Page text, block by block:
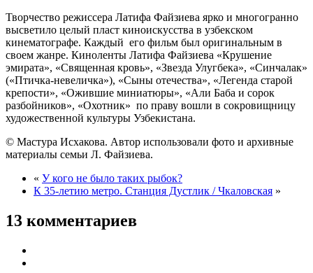
Творчество режиссера Латифа Файзиева ярко и многогранно
высветило целый пласт киноискусства в узбекском
кинематографе. Каждый его фильм был оригинальным в
своем жанре. Киноленты Латифа Файзиева «Крушение
эмирата», «Священная кровь», «Звезда Улугбека», «Синчалак»
(«Птичка-невеличка»), «Сыны отечества», «Легенда старой
крепости», «Ожившие миниатюры», «Али Баба и сорок
разбойников», «Охотник» по праву вошли в сокровищницу
художественной культуры Узбекистана.
© Мастура Исхакова. Автор использовали фото и архивные
материалы семьи Л. Файзиева.
« У кого не было таких рыбок?
К 35-летию метро. Станция Дустлик / Чкаловская »
13 комментариев